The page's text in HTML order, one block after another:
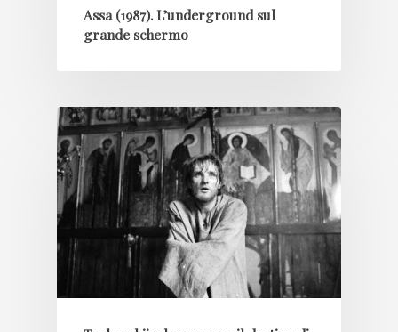
Assa (1987). L’underground sul
grande schermo